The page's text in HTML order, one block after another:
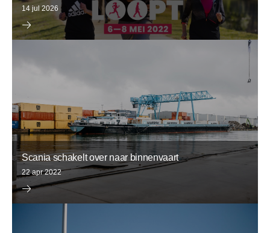
14 jul 2026
Scania schakelt over naar binnenvaart
22 apr 2022